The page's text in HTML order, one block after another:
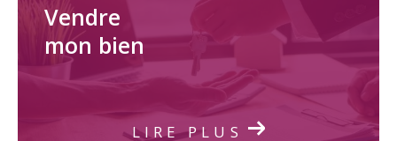
Vendre
mon bien
LIRE PLUS